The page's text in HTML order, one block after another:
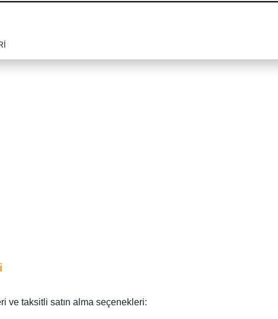
ve taksitli satın alma seçenekleri: